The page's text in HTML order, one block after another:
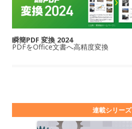
瞬簡PDF 変換 2024
PDFをOffice文書へ高精度変換
連載シリーズ